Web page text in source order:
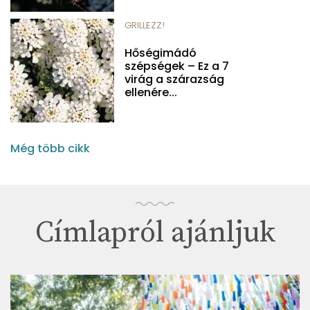
GRILLEZZ!
Hőségimádó
szépségek – Ez a 7
virág a szárazság
ellenére...
Még több cikk
Címlapról ajánljuk